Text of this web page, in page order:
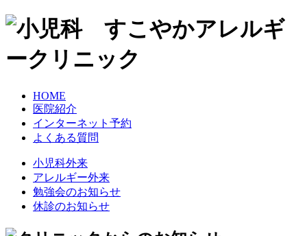
HOME
医院紹介
インターネット予約
よくある質問
小児科外来
アレルギー外来
勉強会のお知らせ
休診のお知らせ